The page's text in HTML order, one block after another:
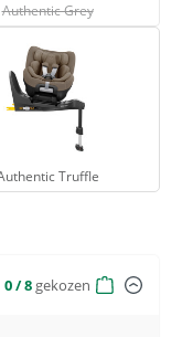
Authentic Grey
beschikbaar.)
Truffle
Authentic Truffle
0/ 8 gekozen